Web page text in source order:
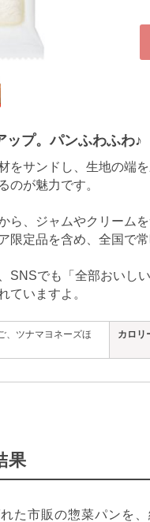
ップ。パンふわふわ♪
をサンドし、生地の端
のが魅力です。
ら、ジャムやクリーム
限定品を含め、全国で
SNSでも「全部おいし
ていますよ。
、ツナマヨネーズほ
カロリ
果
た市販の惣菜パンを、